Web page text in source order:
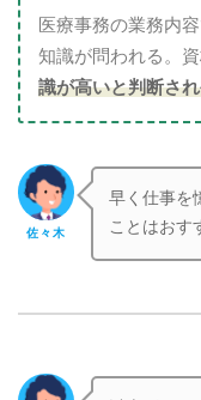
医療事務の業務内
知識が問われる。資
識が高いと判断さ
佐々木
早く仕事を
ことはおす